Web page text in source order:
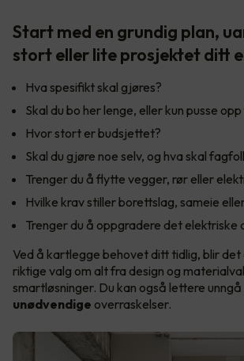
Start med en grundig plan,
stort eller lite prosjektet ditt
Hva spesifikt skal gjøres?
Skal du bo her lenge, eller kun pusse
Hvor stort er budsjettet?
Skal du gjøre noe selv, og hva skal
Trenger du å flytte vegger, rør eller
Hvilke krav stiller borettslag, sameie
Trenger du å oppgradere det elektriske
Ved å kartlegge behovet ditt tidlig, blir det
riktige valg om alt fra design og
smartløsninger. Du kan også lettere unngå
unødvendige overraskelser.